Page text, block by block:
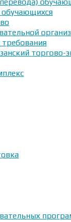
торгово-